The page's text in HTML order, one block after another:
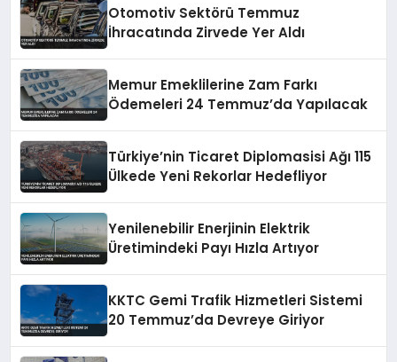
Otomotiv Sektörü Temmuz
İhracatında Zirvede Yer Aldı
Memur Emeklilerine Zam Farkı
Ödemeleri 24 Temmuz’da Yapılacak
Türkiye’nin Ticaret Diplomasisi Ağı 115
Ülkede Yeni Rekorlar Hedefliyor
Yenilenebilir Enerjinin Elektrik
Üretimindeki Payı Hızla Artıyor
KKTC Gemi Trafik Hizmetleri Sistemi
20 Temmuz’da Devreye Giriyor